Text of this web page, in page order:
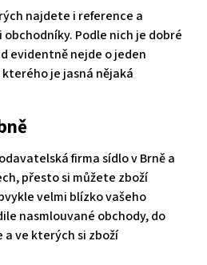
najdete i reference a
Podle nich je dobré
evidentně nejde o jeden
je jasná nějaká
firma sídlo v Brně a
přesto si můžete zboží
velmi blízko vašeho
nasmlouvané obchody, do
ve kterých si zboží